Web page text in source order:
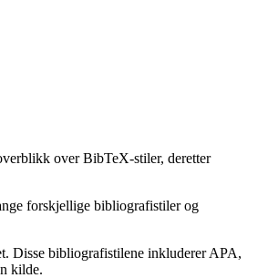
over BibTeX-stiler, deretter
forskjellige bibliografistiler og
Disse bibliografistilene inkluderer APA,
kilde.